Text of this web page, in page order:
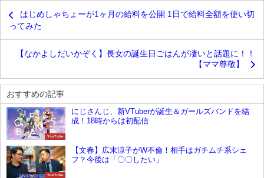
はじめしゃちょーが1ヶ月の給料を公開 1日で給料全額を使い切
ってみた
【なかよしだいかぞく】長女の誕生日ごはんが凄いと話題に！！
【ママ尊敬】
おすすめの記事
YouTube
にじさんじ、新VTuberが誕生＆ガールズバンドを結
成！18時からは初配信
YouTube
【文春】広末涼子がW不倫！相手はガチムチ系シェ
フ？今後は「〇〇したい」